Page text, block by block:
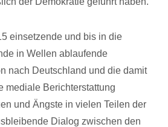
einsetzende und bis in die
in Wellen ablaufende
nach Deutschland und die damit
mediale Berichterstattung
und Ängste in vielen Teilen der
Dialog zwischen den